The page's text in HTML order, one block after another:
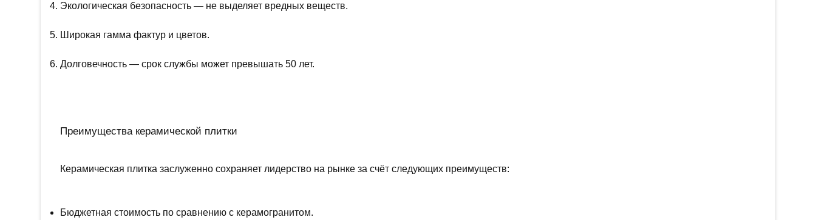
Экологическая безопасность — не выделяет вредных веществ.
Широкая гамма фактур и цветов.
Долговечность — срок службы может превышать 50 лет.
Преимущества керамической плитки
Керамическая плитка заслуженно сохраняет лидерство на рынке за счёт следующих преимуществ:
Бюджетная стоимость по сравнению с керамогранитом.